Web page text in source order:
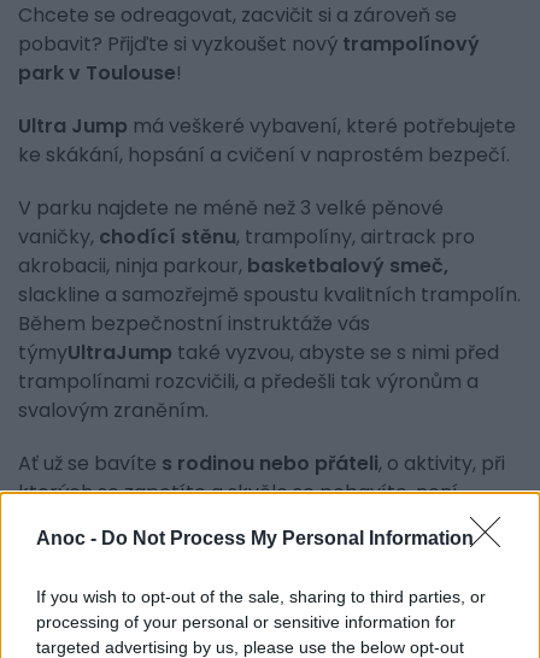
Anoc - Do Not Process My Personal Information
If you wish to opt-out of the sale, sharing to third parties, or
processing of your personal or sensitive information for
targeted advertising by us, please use the below opt-out
Chcete se odreagovat, zacvičit si a zároveň se
pobavit? Přijďte si vyzkoušet nový trampolínový
park v Toulouse!
Ultra Jump má veškeré vybavení, které potřebujete
ke skákání, hopsání a cvičení v naprostém bezpečí.
V parku najdete ne méně než 3 velké pěnové
vaničky, chodící stěnu, trampolíny, airtrack pro
akrobacii, ninja parkour, basketbalový smeč,
slackline a samozřejmě spoustu kvalitních trampolín.
Během bezpečnostní instruktáže vás
týmyUltraJump také vyzvou, abyste se s nimi před
trampolínami rozcvičili, a předešli tak výronům a
svalovým zraněním.
Ať už se bavíte s rodinou nebo přáteli, o aktivity, při
kterých se zapotíte a skvěle se pobavíte, není